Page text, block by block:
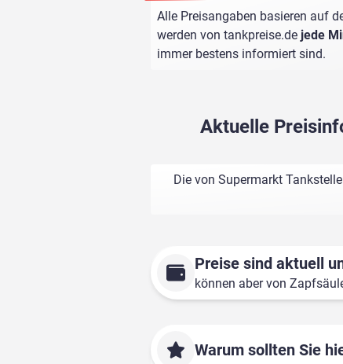
Alle Preisangaben basieren auf
werden von tankpreise.de jede
immer bestens informiert sind.
Aktuelle
Die von Supermarkt
Preise sind aktuell
können aber von
Warum sollten Sie